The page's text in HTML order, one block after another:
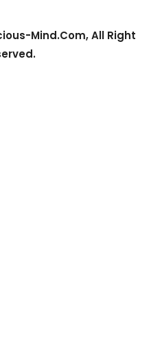
Mind.Com, All Right